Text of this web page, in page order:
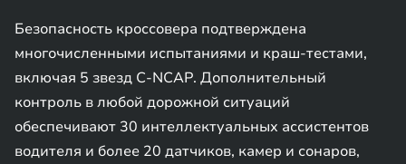
Безопасность кроссовера подтверждена
многочисленными испытаниями и краш-тестами,
включая 5 звезд C-NCAP. Дополнительный
контроль в любой дорожной ситуаций
обеспечивают 30 интеллектуальных ассистентов
водителя и более 20 датчиков, камер и сонаров,